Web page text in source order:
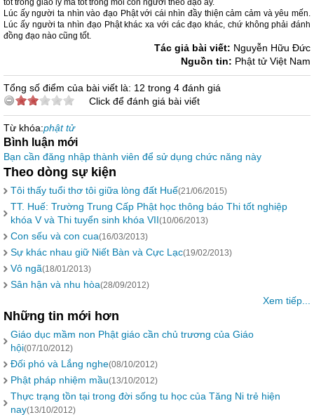
tốt trong giáo lý mà tốt trong mỗi con người theo đạo ấy.
Lúc ấy người ta nhìn vào đạo Phật với cái nhìn đầy thiện cảm cảm và yêu mến.
Lúc ấy người ta nhìn đạo Phật khác xa với các đạo khác, chứ không phải đánh
đồng đạo nào cũng tốt.
Tác giả bài viết: Nguyễn Hữu Đức
Nguồn tin: Phật tử Việt Nam
Tổng số điểm của bài viết là: 12 trong 4 đánh giá
Click để đánh giá bài viết
Từ khóa:phật tử
Bình luận mới
Bạn cần đăng nhập thành viên để sử dụng chức năng này
Theo dòng sự kiện
Tôi thấy tuổi thơ tôi giữa lòng đất Huế(21/06/2015)
TT. Huế: Trường Trung Cấp Phật học thông báo Thi tốt nghiệp
khóa V và Thi tuyển sinh khóa VII(10/06/2013)
Con sếu và con cua(16/03/2013)
Sự khác nhau giữ Niết Bàn và Cực Lạc(19/02/2013)
Vô ngã(18/01/2013)
Sân hận và nhu hòa(28/09/2012)
Xem tiếp...
Những tin mới hơn
Giáo dục mầm non Phật giáo cần chủ trương của Giáo
hội(07/10/2012)
Đối phó và Lắng nghe(08/10/2012)
Phật pháp nhiệm mầu(13/10/2012)
Thực trạng tồn tại trong đời sống tu học của Tăng Ni trẻ hiện
nay(13/10/2012)